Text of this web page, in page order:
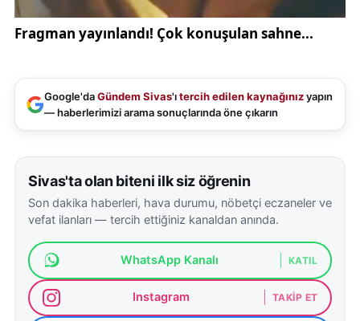
sporcu,
"Kamp döneminde Çin’den antrenörler geliyor. Bu
diller öğreniyoruz"
açıklamasını yaptı.
Google'daGündem Sivas'ıtercih edilen kaynağınızyapın
— haberlerimizi arama sonuçlarında öne çıkarın
Sivas'ta olan biteni ilk siz öğrenin
Son dakika haberleri, hava durumu, nöbetçi eczaneler ve
vefat ilanları — tercih ettiğiniz kanaldan anında.
WhatsApp Kanalı KATIL
Instagram TAKIP ET